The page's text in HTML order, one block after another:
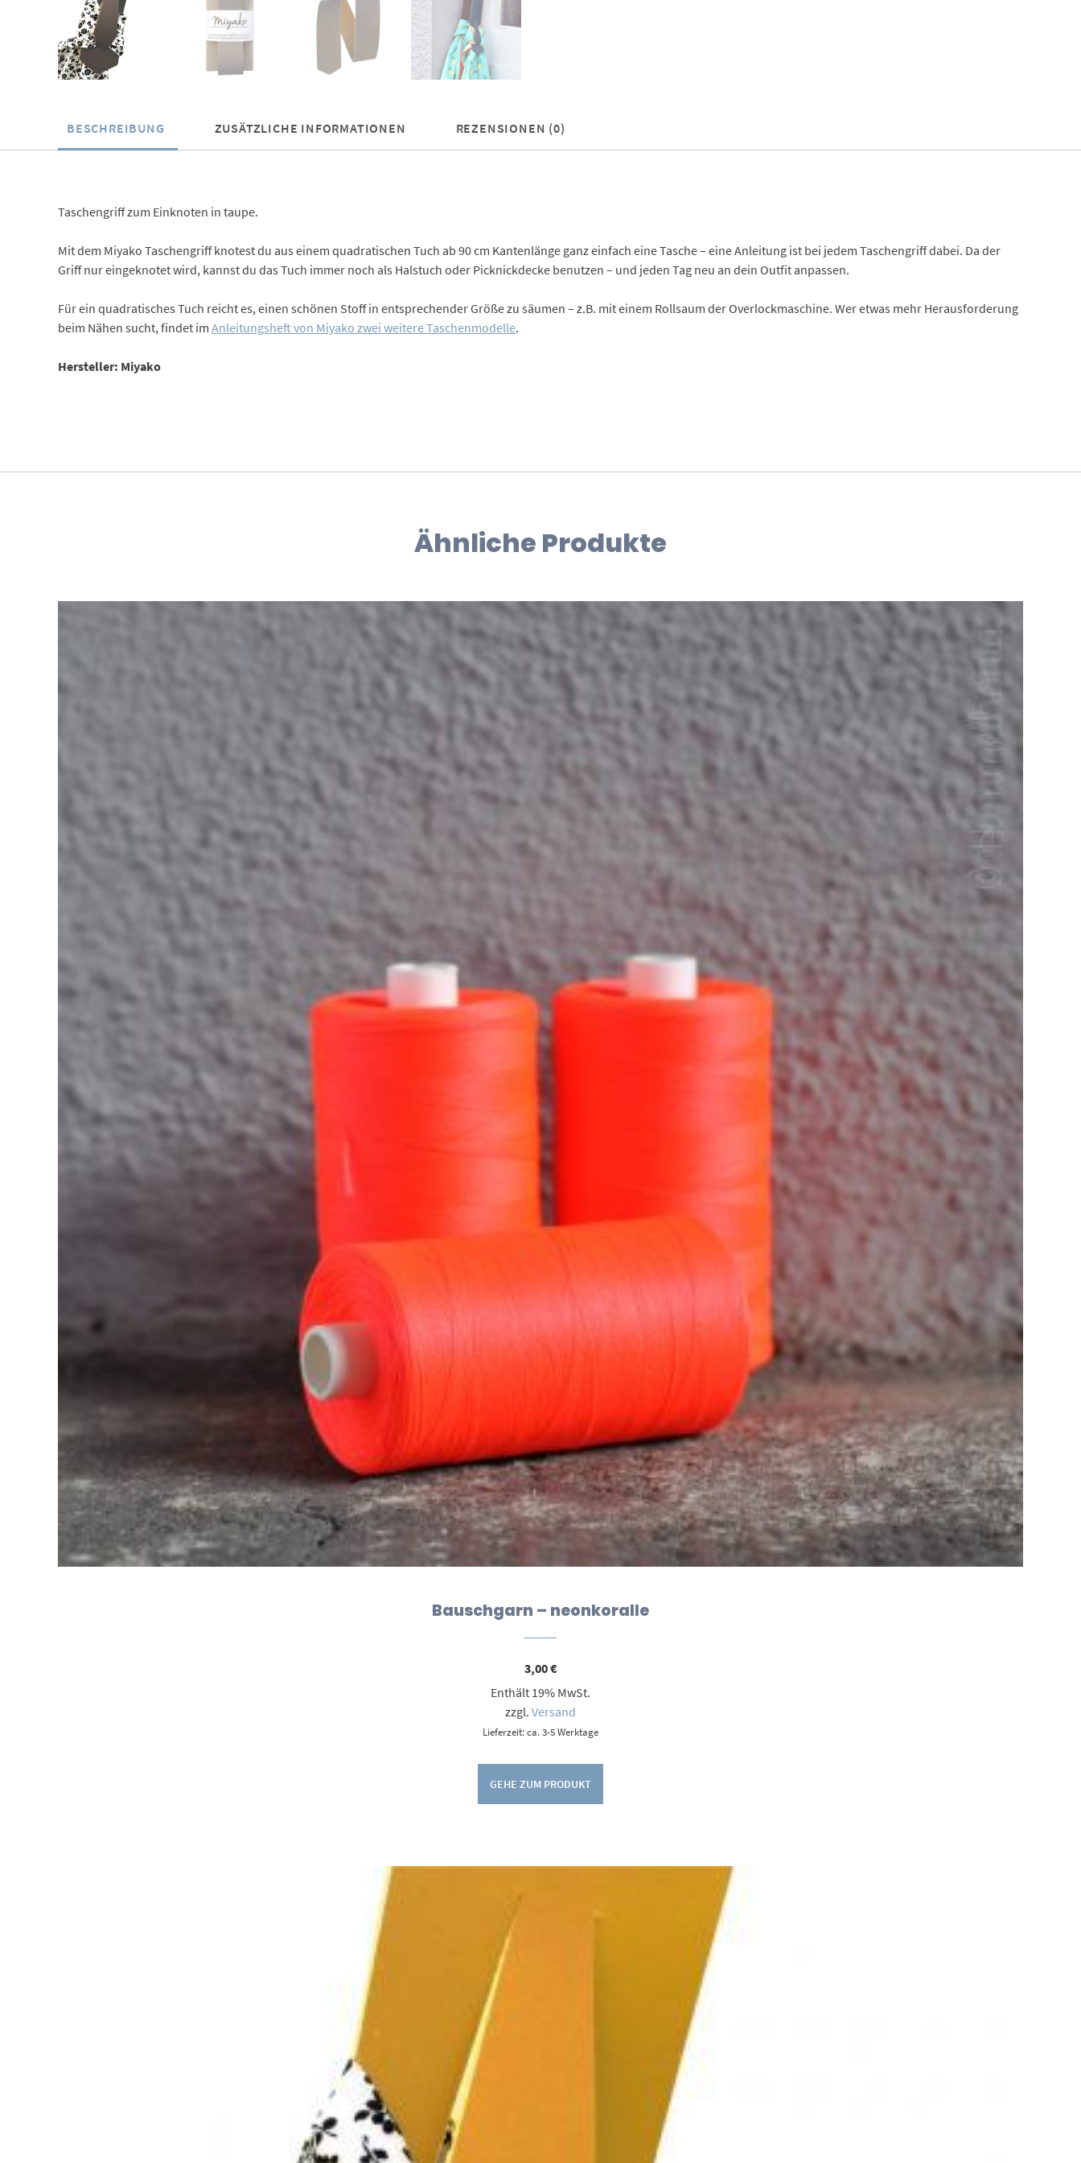
BESCHREIBUNG ZUSÄTZLICHE INFORMATIONEN REZENSIONEN (0)
Taschengriff zum Einknoten in taupe.
Mit dem Miyako Taschengriff knotest du aus einem quadratischen Tuch ab 90 cm Kantenlänge ganz einfach eine Tasche – eine Anleitung ist bei jedem Taschengriff dabei. Da der
Griff nur eingeknotet wird, kannst du das Tuch immer noch als Halstuch oder Picknickdecke benutzen – und jeden Tag neu an dein Outfit anpassen.
Für ein quadratisches Tuch reicht es, einen schönen Stoff in entsprechender Größe zu säumen – z.B. mit einem Rollsaum der Overlockmaschine. Wer etwas mehr Herausforderung
beim Nähen sucht, findet im Anleitungsheft von Miyako zwei weitere Taschenmodelle.
Hersteller: Miyako
Ähnliche Produkte
Bauschgarn – neonkoralle
3,00€
Enthält 19% MwSt.
zzgl. Versand
Lieferzeit: ca. 3-5 Werktage
GEHE ZUM PRODUKT